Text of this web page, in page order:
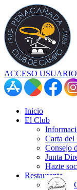
ACCESO USUARIO
Inicio
El Club
Carta del
Consejo
Junta
Hazte
Restaurante